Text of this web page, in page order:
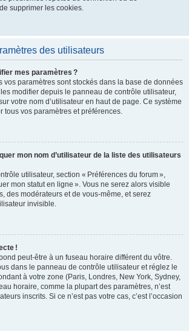
supprimer les cookies.
des utilisateurs
mes paramètres ?
vos paramètres sont stockés dans la base de données
modifier depuis le panneau de contrôle utilisateur,
votre nom d’utilisateur en haut de page. Ce système
tous vos paramètres et préférences.
mon nom d’utilisateur de la liste des utilisateurs
utilisateur, section « Préférences du forum »,
mon statut en ligne ». Vous ne serez alors visible
des modérateurs et de vous-même, et serez
invisible.
!
peut-être à un fuseau horaire différent du vôtre.
dans le panneau de contrôle utilisateur et réglez le
à votre zone (Paris, Londres, New York, Sydney,
horaire, comme la plupart des paramètres, n’est
inscrits. Si ce n’est pas votre cas, c’est l’occasion